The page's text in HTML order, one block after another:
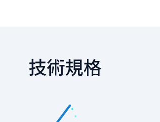
技術規格